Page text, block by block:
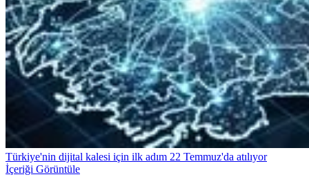
Türkiye'nin dijital kalesi için ilk adım 22 Temmuz'da atılıyor
İçeriği Görüntüle